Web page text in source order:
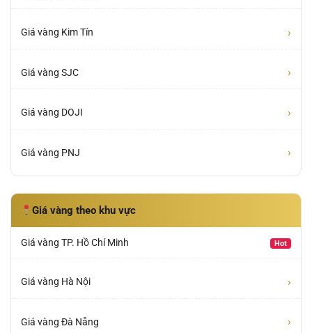
Giá vàng Kim Tín ›
Giá vàng SJC ›
Giá vàng DOJI ›
Giá vàng PNJ ›
Giá vàng theo khu vực
Giá vàng TP. Hồ Chí Minh Hot
Giá vàng Hà Nội ›
Giá vàng Đà Nẵng ›